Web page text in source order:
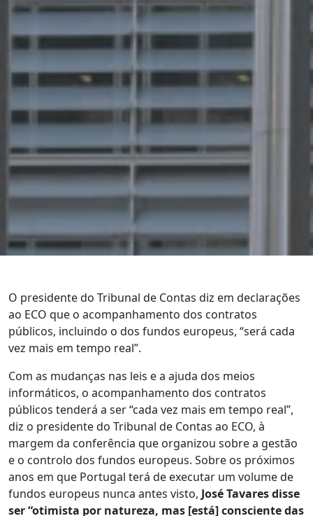
O presidente do Tribunal de Contas diz em declarações
ao ECO que o acompanhamento dos contratos
públicos, incluindo o dos fundos europeus, “será cada
vez mais em tempo real”.
Com as mudanças nas leis e a ajuda dos meios
informáticos, o acompanhamento dos contratos
públicos tenderá a ser “cada vez mais em tempo real”,
diz o presidente do Tribunal de Contas ao ECO, à
margem da conferência que organizou sobre a gestão
e o controlo dos fundos europeus. Sobre os próximos
anos em que Portugal terá de executar um volume de
fundos europeus nunca antes visto, José Tavares disse
ser “otimista por natureza, mas [está] consciente das